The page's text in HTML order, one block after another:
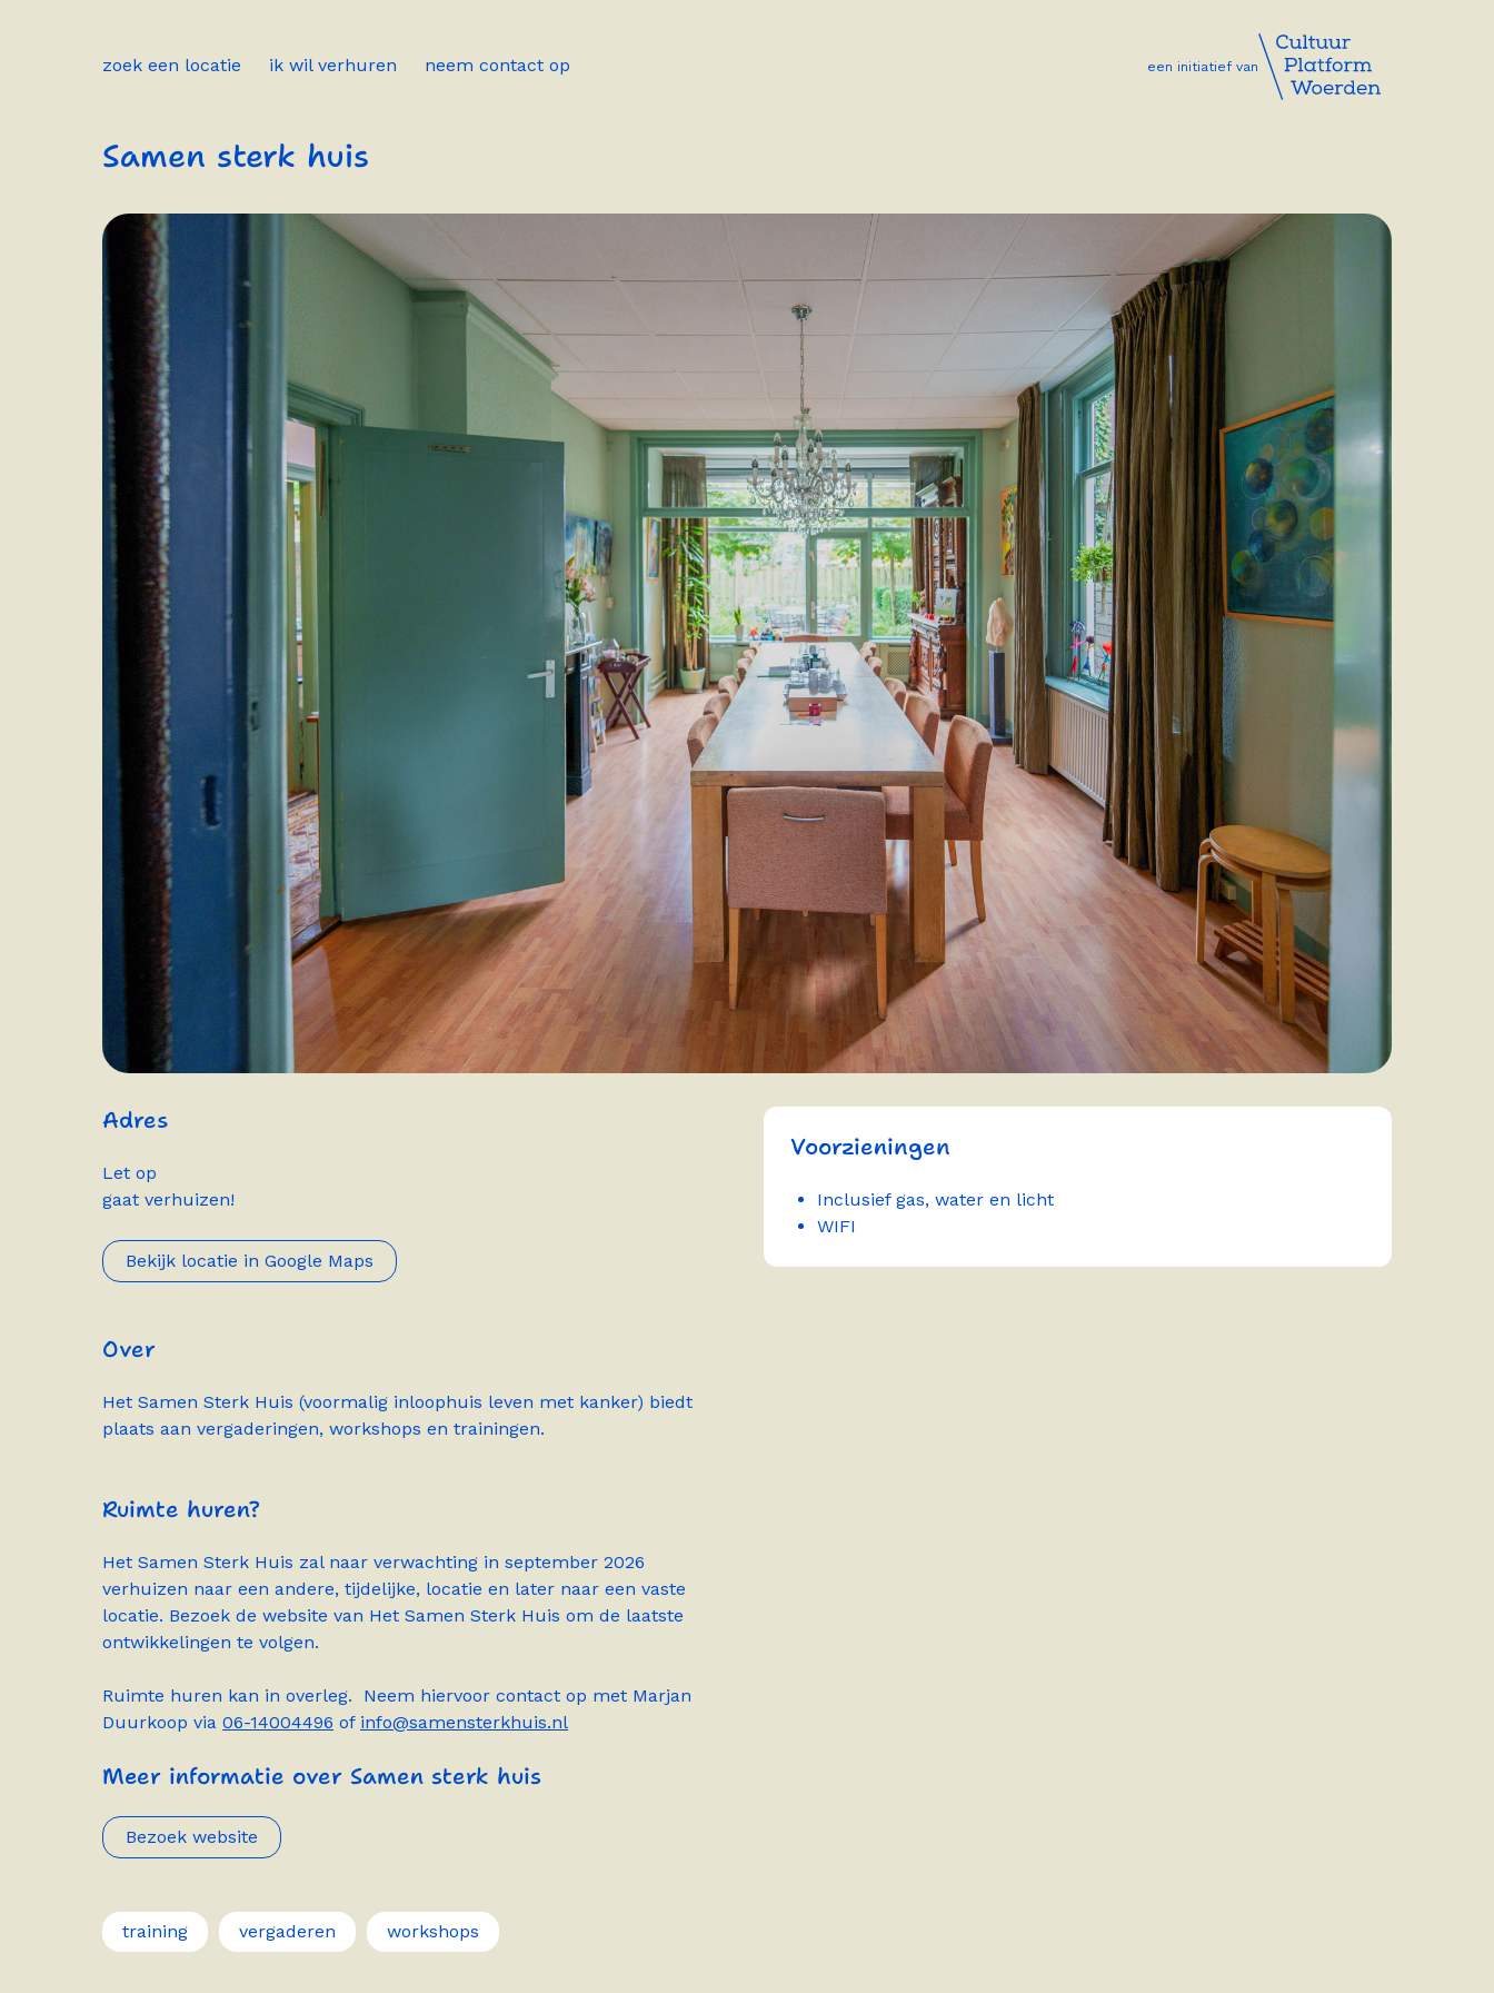
een initiatief van
zoek een locatie ik wil verhuren neem contact op
Samen sterk huis
Adres
Let op
gaat verhuizen!
Bekijk locatie in Google Maps
Over
Het Samen Sterk Huis (voormalig inloophuis leven met kanker) biedt
plaats aan vergaderingen, workshops en trainingen.
Ruimte huren?
Het Samen Sterk Huis zal naar verwachting in september 2026
verhuizen naar een andere, tijdelijke, locatie en later naar een vaste
locatie. Bezoek de website van Het Samen Sterk Huis om de laatste
ontwikkelingen te volgen.
Ruimte huren kan in overleg. Neem hiervoor contact op met Marjan
Duurkoop via 06-14004496 of info@samensterkhuis.nl
Meer informatie over Samen sterk huis
Bezoek website
Voorzieningen
Inclusief gas, water en licht
WIFI
training vergaderen workshops